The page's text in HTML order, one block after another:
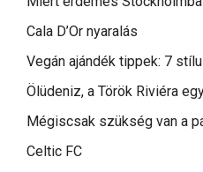
Cala D’Or nyaralás
Vegán ajándék tippek: 7
Ölüdeniz, a Török Riviéra
Mégiscsak szükség van a
Celtic FC